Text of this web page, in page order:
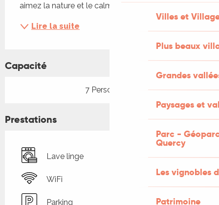
Villes et
Plus beaux
Grandes
Paysages et
Parc -
Quercy
Les vignobles
Patrimoine
aimez la nature et le calme: il y...
Lire la suite
Capacité
7 Personne(s)
Prestations
Lave linge
WiFi
Parking